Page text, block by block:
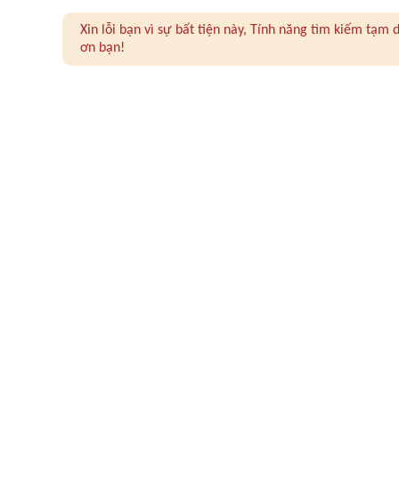
Xin lỗi bạn vì sự bất tiện này, Tính năng tìm kiếm
ơn bạn!